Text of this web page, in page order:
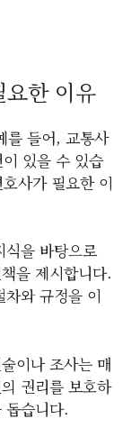
한 이유
를 들어, 교통사
있을 수 있습
사가 필요한 이
을 바탕으로
을 제시합니다.
와 규정을 이
이나 조사는 매
권리를 보호하
돕습니다.